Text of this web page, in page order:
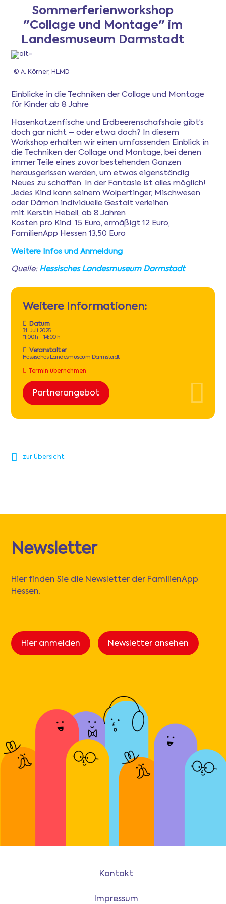
Newsletter
Mitgliederbereich
Ferientipps
FAQ
Sommerferienworkshop
"Collage und Montage" im
Landesmuseum Darmstadt
© A. Körner, HLMD
Einblicke in die Techniken der Collage und Montage
für Kinder ab 8 Jahre
Hasenkatzenfische und Erdbeerenschafshaie gibt’s
doch gar nicht – oder etwa doch? In diesem
Workshop erhalten wir einen umfassenden Einblick in
die Techniken der Collage und Montage, bei denen
immer Teile eines zuvor bestehenden Ganzen
herausgerissen werden, um etwas eigenständig
Neues zu schaffen. In der Fantasie ist alles möglich!
Jedes Kind kann seinem Wolpertinger, Mischwesen
oder Dämon individuelle Gestalt verleihen.
mit Kerstin Hebell, ab 8 Jahren
Kosten pro Kind: 15 Euro, ermäßigt 12 Euro,
FamilienApp Hessen 13,50 Euro
Weitere Infos und Anmeldung
Quelle: Hessisches Landesmuseum Darmstadt
Weitere Informationen:
Datum
31. Juli 2025
11:00 h - 14:00 h
Veranstalter
Hessisches Landesmuseum Darmstadt
Termin übernehmen
Partnerangebot
zur Übersicht
Newsletter
Hier finden Sie die Newsletter der FamilienApp
Hessen.
Hier anmelden Newsletter ansehen
Kontakt
Impressum